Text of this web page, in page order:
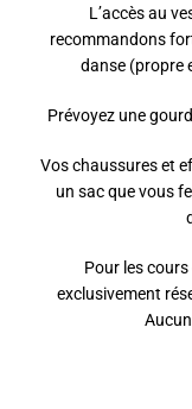
L’accès au
recommandons
danse (propre
Prévoyez une
Vos chaussures et
un sac que vous
Pour les
exclusivement